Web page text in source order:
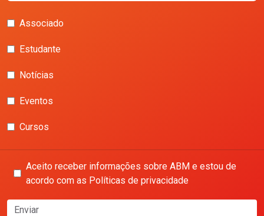
Associado
Estudante
Notícias
Eventos
Cursos
Aceito receber informações sobre ABM e estou de
acordo com as Políticas de privacidade
Enviar